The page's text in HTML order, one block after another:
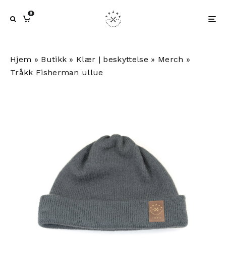
0
Hjem » Butikk » Klær | beskyttelse » Merch »
Tråkk Fisherman ullue